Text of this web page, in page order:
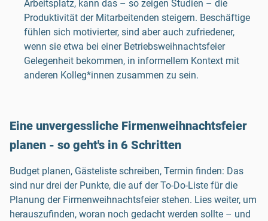
Arbeitsplatz, kann das – so zeigen Studien – die
Produktivität der Mitarbeitenden steigern. Beschäftige
fühlen sich motivierter, sind aber auch zufriedener,
wenn sie etwa bei einer Betriebsweihnachtsfeier
Gelegenheit bekommen, in informellem Kontext mit
anderen Kolleg*innen zusammen zu sein.
Eine unvergessliche Firmenweihnachtsfeier
planen - so geht's in 6 Schritten
Budget planen, Gästeliste schreiben, Termin finden: Das
sind nur drei der Punkte, die auf der To-Do-Liste für die
Planung der Firmenweihnachtsfeier stehen. Lies weiter, um
herauszufinden, woran noch gedacht werden sollte – und